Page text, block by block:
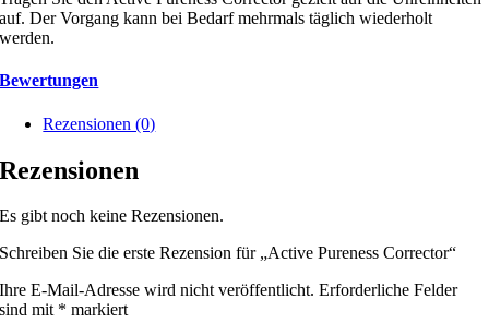
auf. Der Vorgang kann bei Bedarf mehrmals täglich wiederholt
werden.
Bewertungen
Rezensionen (0)
Rezensionen
Es gibt noch keine Rezensionen.
Schreiben Sie die erste Rezension für „Active Pureness Corrector“
Ihre E-Mail-Adresse wird nicht veröffentlicht. Erforderliche Felder
sind mit * markiert